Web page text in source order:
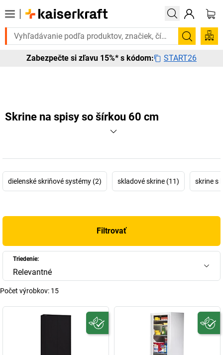
to urgentne? Vybrané bestsellery doručíme do 72 hodín.
Zabezpečte si zľavu 15%* s kódom: START26
Skrine na spisy so šírkou 60 cm
dielenské skriňové systémy (2) skladové skrine (11) skrine s
Filtrovať
Triedenie:
Relevantné
Počet výrobkov: 15